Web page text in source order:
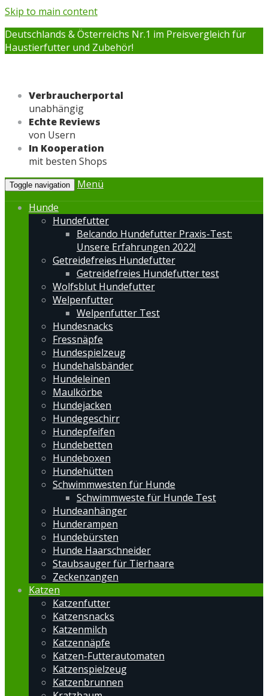
Skip to main content
Deutschlands & Österreichs Nr.1 im Preisvergleich für
Haustierfutter und Zubehör!
Verbraucherportal
unabhängig
Echte Reviews
von Usern
In Kooperation
mit besten Shops
Toggle navigation
Menü
Hunde
Hundefutter
Belcando Hundefutter Praxis-Test:
Unsere Erfahrungen 2022!
Getreidefreies Hundefutter
Getreidefreies Hundefutter test
Wolfsblut Hundefutter
Welpenfutter
Welpenfutter Test
Hundesnacks
Fressnäpfe
Hundespielzeug
Hundehalsbänder
Hundeleinen
Maulkörbe
Hundejacken
Hundegeschirr
Hundepfeifen
Hundebetten
Hundeboxen
Hundehütten
Schwimmwesten für Hunde
Schwimmweste für Hunde Test
Hundeanhänger
Hunderampen
Hundebürsten
Hunde Haarschneider
Staubsauger für Tierhaare
Zeckenzangen
Katzen
Katzenfutter
Katzensnacks
Katzenmilch
Katzennäpfe
Katzen-Futterautomaten
Katzenspielzeug
Katzenbrunnen